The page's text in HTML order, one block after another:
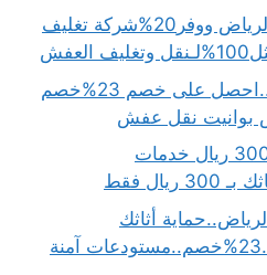
نقل عفشك مع التغليف بالرياض ووفر20%شركة تغليف
ونيت نقل عفش بالرياض..احصل على خصم 23%خصم
بوانيت نقل عفش
شركة نقل اثاث بالرياض 300 ريال خدمات
فقط
أثاثك
100%ضمان سلامة أثاثك..23%خصم..مستودعات آمنة